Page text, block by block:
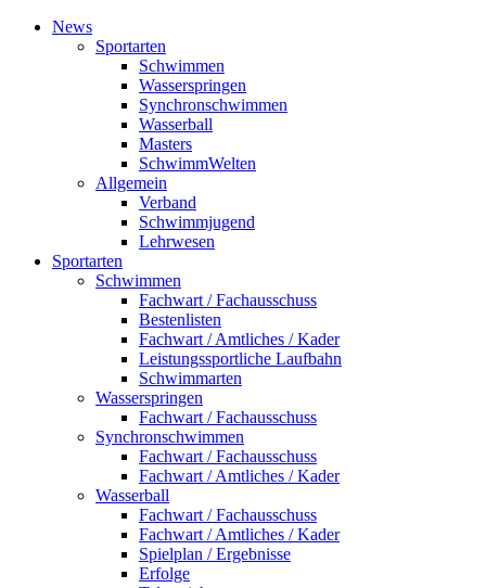
News
Sportarten
Schwimmen
Wasserspringen
Synchronschwimmen
Wasserball
Masters
SchwimmWelten
Allgemein
Verband
Schwimmjugend
Lehrwesen
Sportarten
Schwimmen
Fachwart / Fachausschuss
Bestenlisten
Fachwart / Amtliches / Kader
Leistungssportliche Laufbahn
Schwimmarten
Wasserspringen
Fachwart / Fachausschuss
Synchronschwimmen
Fachwart / Fachausschuss
Fachwart / Amtliches / Kader
Wasserball
Fachwart / Fachausschuss
Fachwart / Amtliches / Kader
Spielplan / Ergebnisse
Erfolge